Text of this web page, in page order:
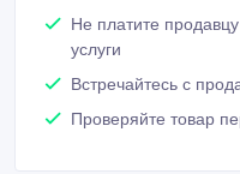
Не платите
услуги
Встречайтесь с
Проверяйте товар